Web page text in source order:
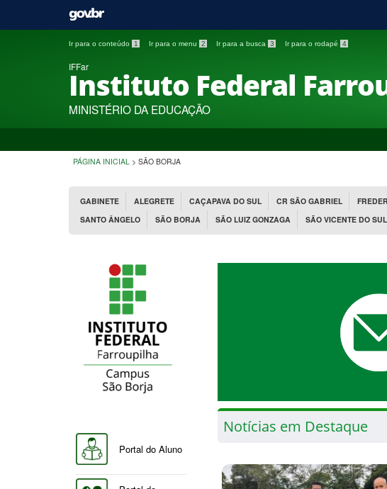
Ir para o conteúdo 1 Ir para o menu 2 Ir para a busca 3 Ir para o rodapé 4
IFFar
Instituto Federal
MINISTÉRIO DA EDUCAÇÃO
PÁGINA INICIAL > SÃO BORJA
GABINETE ALEGRETE CAÇAPAVA DO SUL CR SÃO GABRIEL
SANTO ÂNGELO
SÃO BORJA SÃO LUIZ GONZAGA SÃO VICENTE DO SUL
Portal do Aluno
Notícias em Destaque